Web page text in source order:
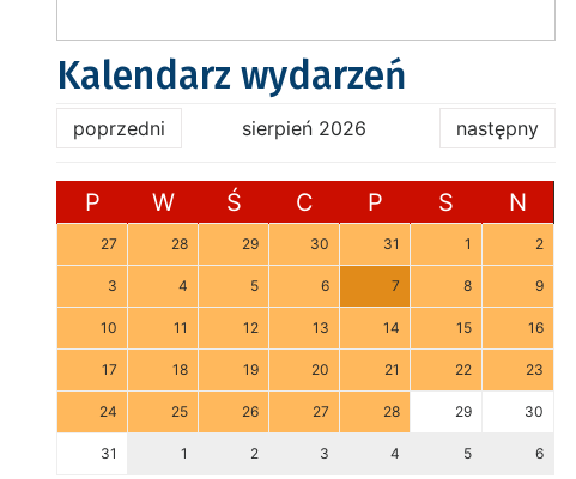
Kalendarz wydarzeń
poprzedni sierpień 2026 następny
P W Ś C P S N
27 28 29 30 31 1 2
3 4 5 6 7 8 9
10 11 12 13 14 15 16
17 18 19 20 21 22 23
24 25 26 27 28 29 30
31 1 2 3 4 5 6